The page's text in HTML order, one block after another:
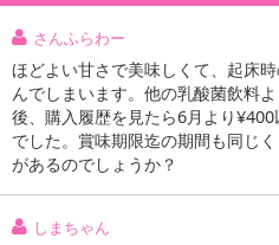
さんふらわー
ほどよい甘さで美味しくて、起床
んでしまいます。他の乳酸菌飲料
後、購入履歴を見たら6月より
でした。賞味期限迄の期間も同じ
があるのでしょうか？
しまちゃん